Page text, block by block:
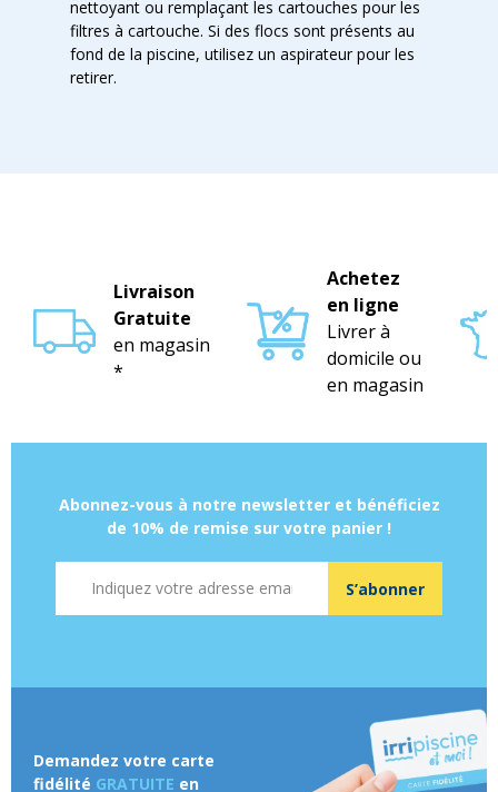
nettoyant ou remplaçant les cartouches pour les
filtres à cartouche. Si des flocs sont présents au
fond de la piscine, utilisez un aspirateur pour les
retirer.
Livraison
Gratuite
en magasin
*
Achetez
en ligne
Livrer à
domicile ou
en magasin
Abonnez-vous à notre newsletter et bénéficiez
de 10% de remise sur votre panier !
S’abonner
Demandez votre carte
fidélité GRATUITE en